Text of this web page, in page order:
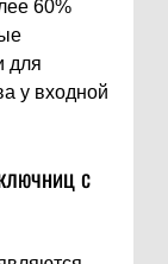
60%
для
у входной
с